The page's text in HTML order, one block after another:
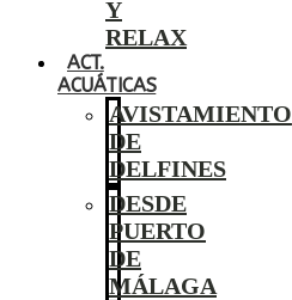
Y
RELAX
ACT.
ACUÁTICAS
AVISTAMIENTO
DE
DELFINES
DESDE
PUERTO
DE
MÁLAGA